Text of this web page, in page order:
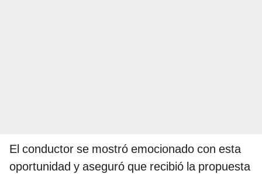
El conductor se mostró emocionado con esta
oportunidad y aseguró que recibió la propuesta